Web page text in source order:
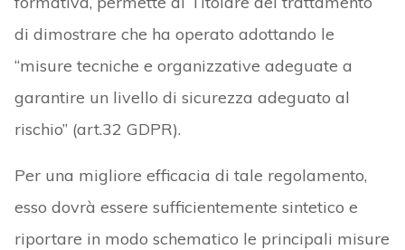
di dimostrare che ha operato adottando le
“misure tecniche e organizzative adeguate a
garantire un livello di sicurezza adeguato al
rischio” (art.32 GDPR).
Per una migliore efficacia di tale regolamento,
esso dovrà essere sufficientemente sintetico e
riportare in modo schematico le principali misure